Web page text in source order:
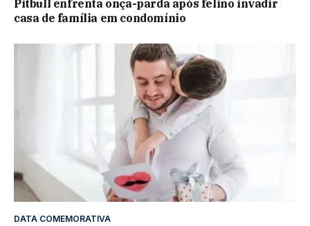
Pitbull enfrenta onça-parda após felino invadir
casa de família em condomínio
DATA COMEMORATIVA